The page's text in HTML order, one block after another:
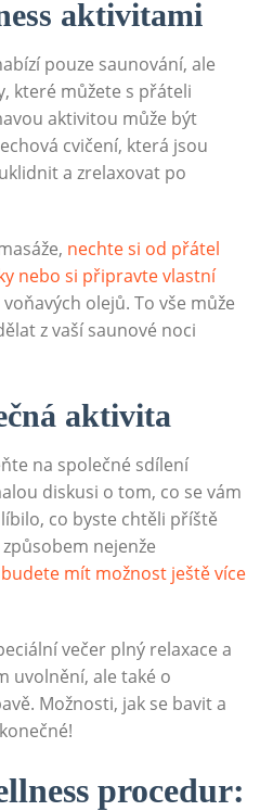
aktivitami
pouze ⁢saunování, ale
které můžete s přáteli
aktivitou⁢ může⁣ být
cvičení,⁣ která jsou
a⁤ zrelaxovat po
nechte si​ od‌ přátel⁣
‌nebo​ si připravte vlastní
olejů. ⁤To vše může
z vaší saunové noci
aktivita
na společné ⁣sdílení‌
diskusi o tom, co se vám
co byste​ chtěli příště
​nejenže
mít⁣ možnost ještě více
‍večer plný relaxace a
​uvolnění,‍ ale také⁢ o
Možnosti, ​jak se ⁣bavit a
procedur:‌